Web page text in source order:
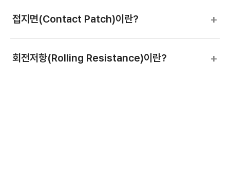
접지면(Contact Patch)이란? +
회전저항(Rolling Resistance)이란? +